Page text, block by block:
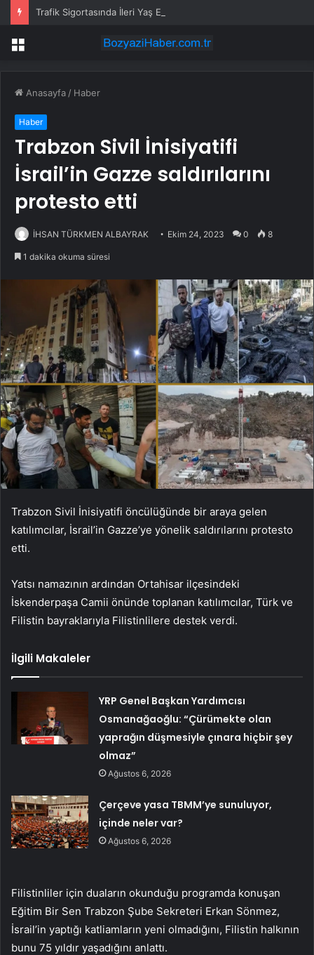
Menü
Anasayfa / Haber
Haber
Trabzon Sivil İnisiyatifi
İsrail’in Gazze saldırılarını
protesto etti
İHSAN TÜRKMEN ALBAYRAK Ekim 24, 2023 0 8
1 dakika okuma süresi
Trabzon Sivil İnisiyatifi öncülüğünde bir araya gelen
katılımcılar, İsrail’in Gazze’ye yönelik saldırılarını protesto
etti.
Yatsı namazının ardından Ortahisar ilçesindeki
İskenderpaşa Camii önünde toplanan katılımcılar, Türk ve
Filistin bayraklarıyla Filistinlilere destek verdi.
İlgili Makaleler
YRP Genel Başkan Yardımcısı
Osmanağaoğlu: “Çürümekte olan
yaprağın düşmesiyle çınara hiçbir şey
olmaz”
Ağustos 6, 2026
Çerçeve yasa TBMM’ye sunuluyor,
içinde neler var?
Ağustos 6, 2026
Filistinliler için duaların okunduğu programda konuşan
Eğitim Bir Sen Trabzon Şube Sekreteri Erkan Sönmez,
İsrail’in yaptığı katliamların yeni olmadığını, Filistin halkının
bunu 75 yıldır yaşadığını anlattı.